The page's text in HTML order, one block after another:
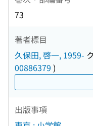
73
著者標目
久保田, 啓一, 1959-
00886379 )
出版事項